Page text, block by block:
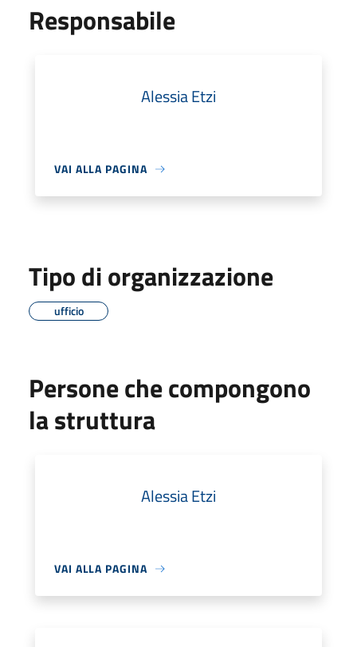
Responsabile
Alessia Etzi
VAI ALLA PAGINA
Tipo di organizzazione
ufficio
Persone che compongono
la struttura
Alessia Etzi
VAI ALLA PAGINA